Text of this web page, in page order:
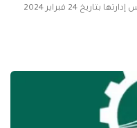
أعلنت شركة أسمنت حائل اليوم عن قرار مجلس إدارتها بتاريخ 24 فبراير 2024